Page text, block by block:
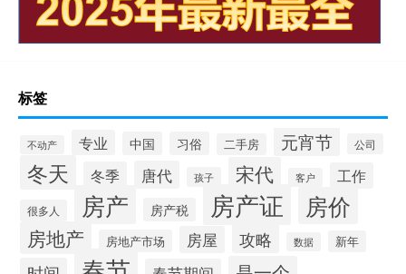
标签
不动产 专业 中国 习俗 二手房 元宵节 公司
冬天 冬季 唐代 孩子 宋代 客户 工作
很多人 房产 房产税 房产证 房价
房地产 房地产市场 房屋 攻略 数据 新年